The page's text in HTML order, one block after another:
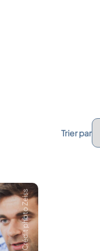
Trier par
Crédit photo Zeiss